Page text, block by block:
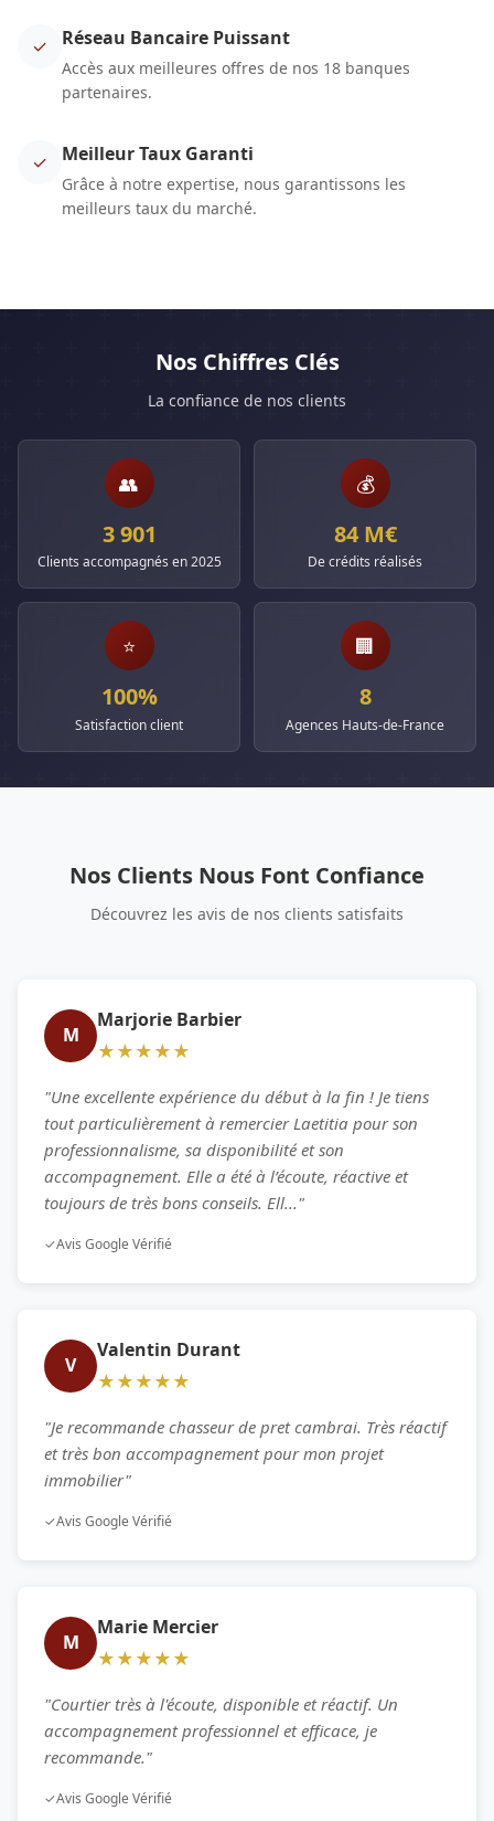
✓ Réseau Bancaire Puissant
Accès aux meilleures offres de nos 18 banques
partenaires.
✓ Meilleur Taux Garanti
Grâce à notre expertise, nous garantissons les
meilleurs taux du marché.
Nos Chiffres Clés
La confiance de nos clients
👥
3 901
Clients accompagnés en 2025
💰
84 M€
De crédits réalisés
⭐
100%
Satisfaction client
🏢
8
Agences Hauts-de-France
Nos Clients Nous Font Confiance
Découvrez les avis de nos clients satisfaits
M
Marjorie Barbier
★★★★★
"Une excellente expérience du début à la fin ! Je tiens
tout particulièrement à remercier Laetitia pour son
professionnalisme, sa disponibilité et son
accompagnement. Elle a été à l’écoute, réactive et
toujours de très bons conseils. Ell..."
✓Avis Google Vérifié
V
Valentin Durant
★★★★★
"Je recommande chasseur de pret cambrai. Très réactif
et très bon accompagnement pour mon projet
immobilier"
✓Avis Google Vérifié
M
Marie Mercier
★★★★★
"Courtier très à l'écoute, disponible et réactif. Un
accompagnement professionnel et efficace, je
recommande."
✓Avis Google Vérifié